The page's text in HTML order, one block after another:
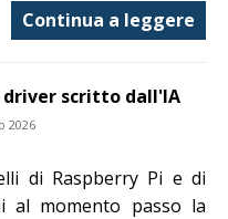
Continua a leggere
scritto dall'IA
2026
di Raspberry Pi e di
al momento passo la